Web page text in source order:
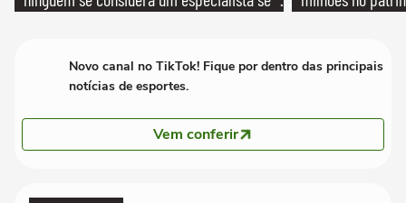
Novo canal no TikTok! Fique por dentro das principais
notícias de esportes.
Vem conferir